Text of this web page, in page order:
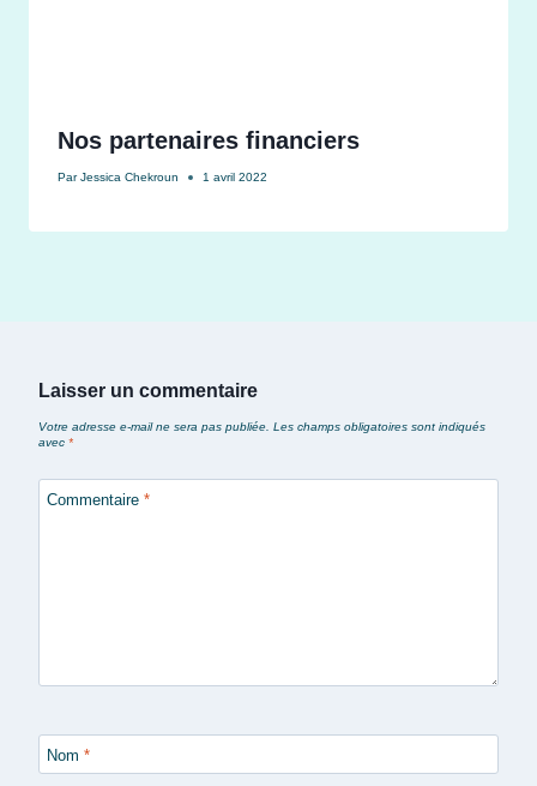
Nos partenaires financiers
Par Jessica Chekroun 1 avril 2022
Laisser un commentaire
Votre adresse e-mail ne sera pas publiée. Les champs obligatoires sont indiqués
avec *
Commentaire *
Nom *